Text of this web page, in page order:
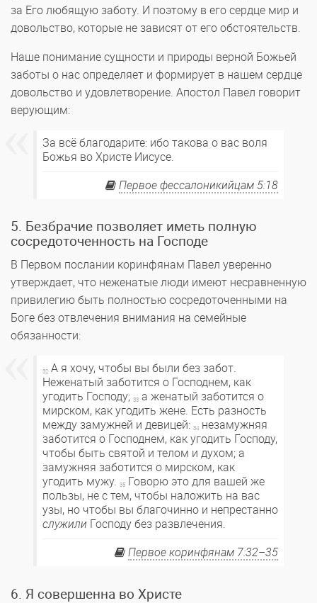
за Его любящую заботу. И поэтому в его сердце мир и
довольство, которые не зависят от его обстоятельств.
Наше понимание сущности и природы верной Божьей
заботы о нас определяет и формирует в нашем сердце
довольство и удовлетворение. Апостол Павел говорит
верующим:
За всё благодарите: ибо такова о вас воля
Божья во Христе Иисусе.
Первое фессалоникийцам 5:18
5. Безбрачие позволяет иметь полную
сосредоточенность на Господе
В Первом послании коринфянам Павел уверенно
утверждает, что неженатые люди имеют несравненную
привилегию быть полностью сосредоточенными на
Боге без отвлечения внимания на семейные
обязанности:
32 А я хочу, чтобы вы были без забот.
Неженатый заботится о Господнем, как
угодить Господу; 33 а женатый заботится о
мирском, как угодить жене. Есть разность
между замужней и девицей: 34 незамужняя
заботится о Господнем, как угодить Господу,
чтобы быть святой и телом и духом; а
замужняя заботится о мирском, как
угодить мужу. 35 Говорю это для вашей же
пользы, не с тем, чтобы наложить на вас
узы, но чтобы вы благочинно и непрестанно
служили Господу без развлечения.
Первое коринфянам 7:32–35
6. Я совершенна во Христе